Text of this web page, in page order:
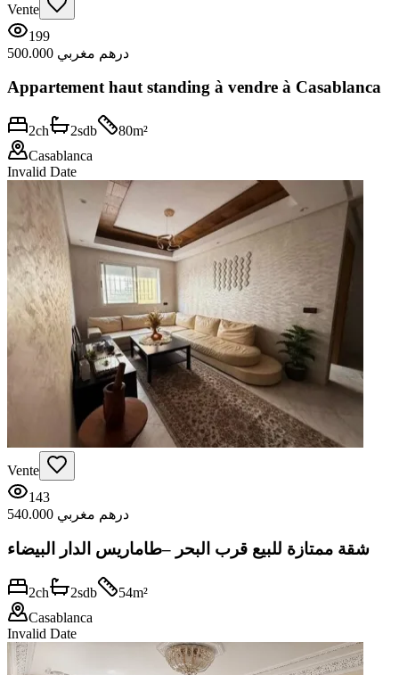
Vente
199
500.000 درهم مغربي
Appartement haut standing à vendre à Casablanca
2ch 2sdb 80m²
Casablanca
Invalid Date
Vente
143
540.000 درهم مغربي
شقة ممتازة للبيع قرب البحر –طاماريس الدار البيضاء
2ch 2sdb 54m²
Casablanca
Invalid Date